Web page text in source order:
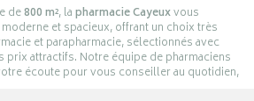
de800 m², lapharmacie Cayeuxvous
et spacieux, offrant un choix très
et parapharmacie, sélectionnés avec
attractifs. Notre équipe de pharmaciens
écoute pour vous conseiller au quotidien,